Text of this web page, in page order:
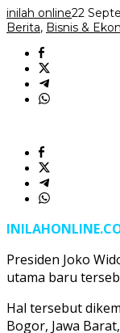
inilah online22
Berita, Bisnis &
Presiden Joko
utama baru
Hal tersebut
Bogor, Jawa